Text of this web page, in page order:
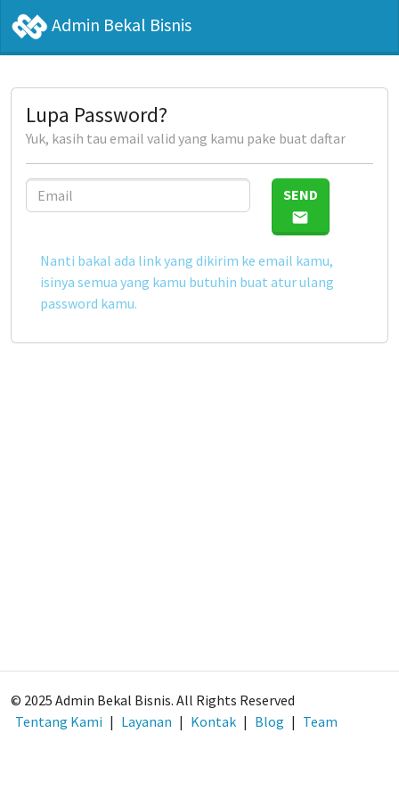
Admin Bekal Bisnis
Lupa Password?
Yuk, kasih tau email valid yang kamu pake buat daftar
SEND
email
Nanti bakal ada link yang dikirim ke email kamu,
isinya semua yang kamu butuhin buat atur ulang
password kamu.
© 2025 Admin Bekal Bisnis. All Rights Reserved
Tentang Kami | Layanan | Kontak | Blog | Team